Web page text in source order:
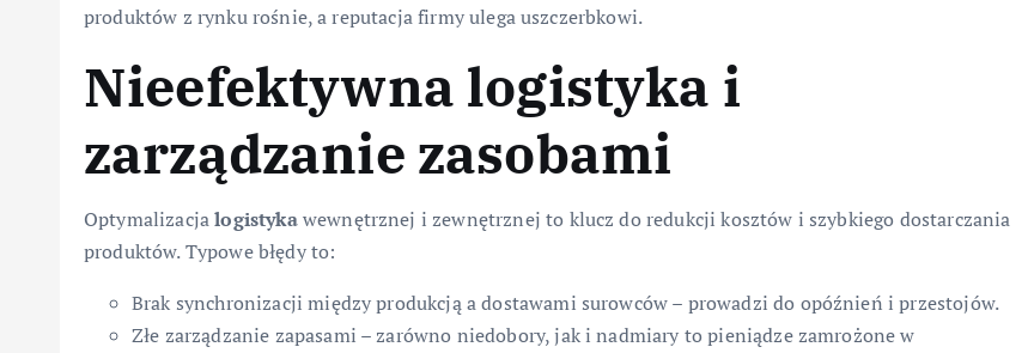
produktów z rynku rośnie, a reputacja firmy ulega uszczerbkowi.
Nieefektywna logistyka i
zarządzanie zasobami
Optymalizacjalogistykawewnętrznej i zewnętrznej to klucz do redukcji kosztów i szybkiego dostarczania
produktów. Typowe błędy to:
Brak synchronizacji między produkcją a dostawami surowców – prowadzi do opóźnień i przestojów.
Złe zarządzanie zapasami – zarówno niedobory, jak i nadmiary to pieniądze zamrożone w